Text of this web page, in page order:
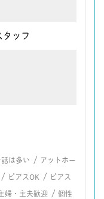
タッフ
は多い / アットホー
/ ピアスOK / ピアス
婦・主夫歓迎 / 個性